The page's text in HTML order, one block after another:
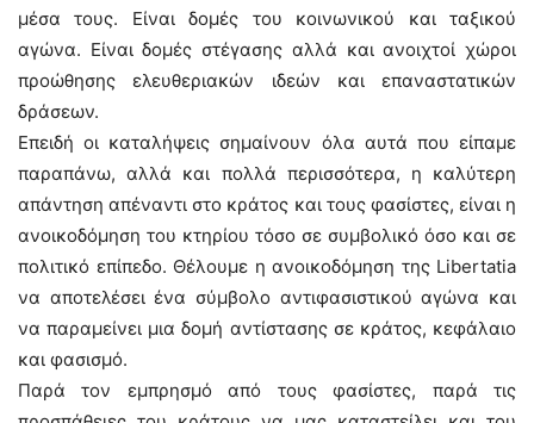
μέσα τους. Είναι δομές του κοινωνικού και ταξικού
αγώνα. Είναι δομές στέγασης αλλά και ανοιχτοί χώροι
προώθησης ελευθεριακών ιδεών και επαναστατικών
δράσεων.
Επειδή οι καταλήψεις σημαίνουν όλα αυτά που είπαμε
παραπάνω, αλλά και πολλά περισσότερα, η καλύτερη
απάντηση απέναντι στο κράτος και τους φασίστες, είναι η
ανοικοδόμηση του κτηρίου τόσο σε συμβολικό όσο και σε
πολιτικό επίπεδο. Θέλουμε η ανοικοδόμηση της Libertatia
να αποτελέσει ένα σύμβολο αντιφασιστικού αγώνα και
να παραμείνει μια δομή αντίστασης σε κράτος, κεφάλαιο
και φασισμό.
Παρά τον εμπρησμό από τους φασίστες, παρά τις